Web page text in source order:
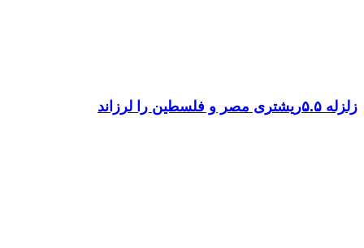
زلزله ۵.۵ریشتری مصر و فلسطین را لرزاند